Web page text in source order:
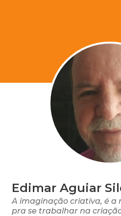
Edimar Aguiar
A imaginação criativa, é
pra se trabalhar na